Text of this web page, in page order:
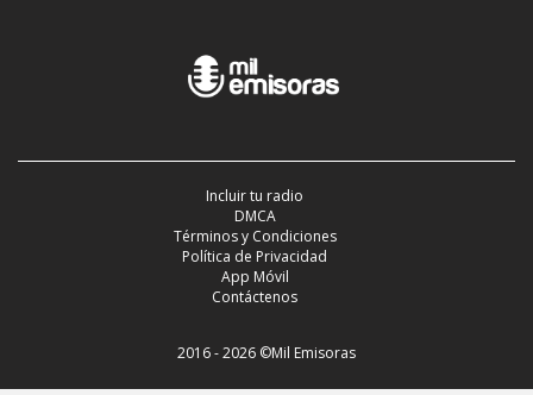
Incluir tu radio
DMCA
Términos y Condiciones
Política de Privacidad
App Móvil
Contáctenos
2016 - 2026 ©Mil Emisoras